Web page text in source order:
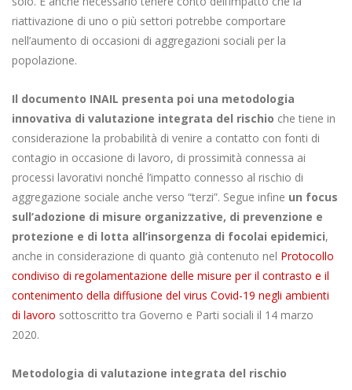
riattivazione di uno o più settori potrebbe comportare
nell’aumento di occasioni di aggregazioni sociali per la
popolazione.
Il documento INAIL presenta poi una metodologia
innovativa di valutazione integrata del rischio che tiene in
considerazione la probabilità di venire a contatto con fonti di
contagio in occasione di lavoro, di prossimità connessa ai
processi lavorativi nonché l’impatto connesso al rischio di
aggregazione sociale anche verso “terzi”. Segue infine un focus
sull’adozione di misure organizzative, di prevenzione e
protezione e di lotta all’insorgenza di focolai epidemici,
anche in considerazione di quanto già contenuto nel Protocollo
condiviso di regolamentazione delle misure per il contrasto e il
contenimento della diffusione del virus Covid-19 negli ambienti
di lavoro sottoscritto tra Governo e Parti sociali il 14 marzo
2020.
Metodologia di valutazione integrata del rischio